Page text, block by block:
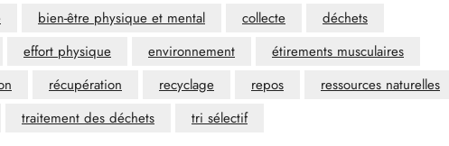
bien-être physique et mental collecte
déchets
effort physique environnement
étirements musculaires
récupération recyclage repos
ressources naturelles
traitement des déchets tri sélectif